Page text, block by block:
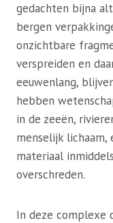
gedachten bijna
bergen
onzichtbare
verspreiden en
eeuwenlang,
hebben
in de zeeën,
menselijk
materiaal
overschreden.
In deze